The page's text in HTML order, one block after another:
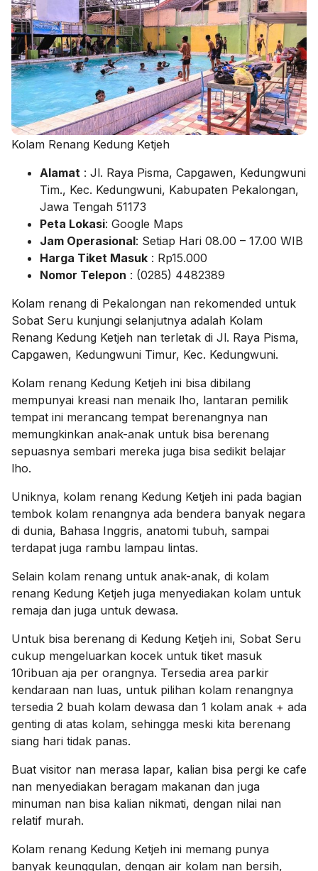
Kolam Renang Kedung Ketjeh
Alamat : Jl. Raya Pisma, Capgawen, Kedungwuni
Tim., Kec. Kedungwuni, Kabupaten Pekalongan,
Jawa Tengah 51173
Peta Lokasi: Google Maps
Jam Operasional: Setiap Hari 08.00 – 17.00 WIB
Harga Tiket Masuk : Rp15.000
Nomor Telepon : (0285) 4482389
Kolam renang di Pekalongan nan rekomended untuk
Sobat Seru kunjungi selanjutnya adalah Kolam
Renang Kedung Ketjeh nan terletak di Jl. Raya Pisma,
Capgawen, Kedungwuni Timur, Kec. Kedungwuni.
Kolam renang Kedung Ketjeh ini bisa dibilang
mempunyai kreasi nan menaik lho, lantaran pemilik
tempat ini merancang tempat berenangnya nan
memungkinkan anak-anak untuk bisa berenang
sepuasnya sembari mereka juga bisa sedikit belajar
lho.
Uniknya, kolam renang Kedung Ketjeh ini pada bagian
tembok kolam renangnya ada bendera banyak negara
di dunia, Bahasa Inggris, anatomi tubuh, sampai
terdapat juga rambu lampau lintas.
Selain kolam renang untuk anak-anak, di kolam
renang Kedung Ketjeh juga menyediakan kolam untuk
remaja dan juga untuk dewasa.
Untuk bisa berenang di Kedung Ketjeh ini, Sobat Seru
cukup mengeluarkan kocek untuk tiket masuk
10ribuan aja per orangnya. Tersedia area parkir
kendaraan nan luas, untuk pilihan kolam renangnya
tersedia 2 buah kolam dewasa dan 1 kolam anak + ada
genting di atas kolam, sehingga meski kita berenang
siang hari tidak panas.
Buat visitor nan merasa lapar, kalian bisa pergi ke cafe
nan menyediakan beragam makanan dan juga
minuman nan bisa kalian nikmati, dengan nilai nan
relatif murah.
Kolam renang Kedung Ketjeh ini memang punya
banyak keunggulan, dengan air kolam nan bersih,